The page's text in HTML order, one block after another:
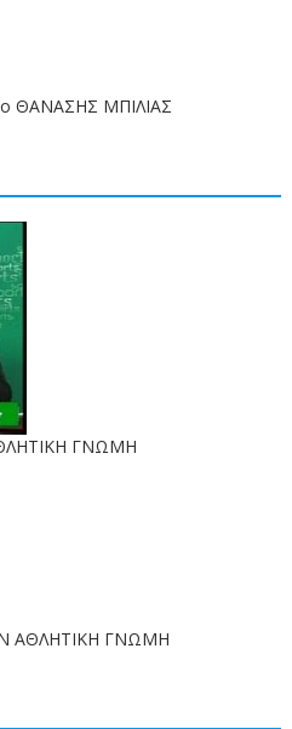
ο ΘΑΝΑΣΗΣ ΜΠΙΛΙΑΣ
ΓΝΩΜΗ
ΑΘΛΗΤΙΚΗ ΓΝΩΜΗ